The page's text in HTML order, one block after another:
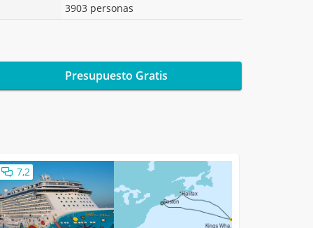
3903 personas
Presupuesto Gratis
7,2